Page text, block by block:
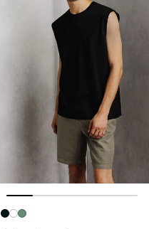
Image précédente
Image suivante